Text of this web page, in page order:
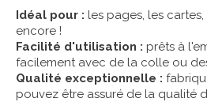
Idéal pour : les pages, les
encore !
Facilité d'utilisation : prêts à
facilement avec de la colle ou
Qualité exceptionnelle :
pouvez être assuré de la qualité